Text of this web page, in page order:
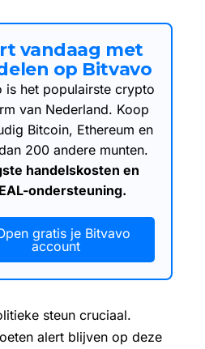
vandaag met
op Bitvavo
is het populairste crypto
van Nederland. Koop
Bitcoin, Ethereum en
200 andere munten.
handelskosten en
ondersteuning.
gratis je Bitvavo
account
steun cruciaal.
alert blijven op deze